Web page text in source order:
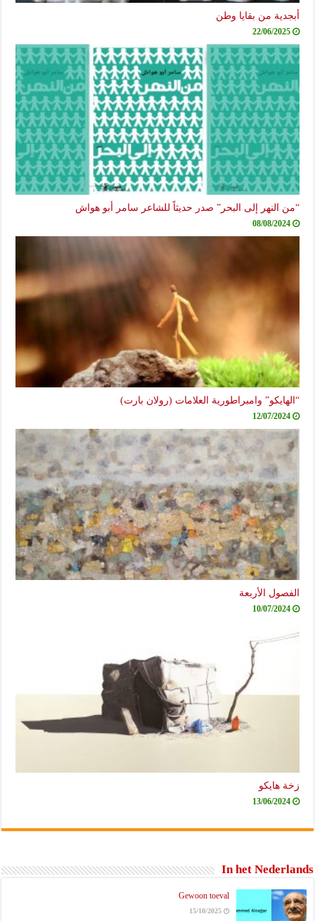
أبجدية من بقايا وطن
22/06/2025
“من النهر إلى البحر” صدر حديثاً للشاعر سامر أبو هواش
08/08/2024
“الهايكو” وامبراطورية العلامات (رولان بارت)
12/07/2024
الفصول الأربعة
10/07/2024
زخة هايكو
13/06/2024
In het Nederlands
Gewoon toeval
15/10/2025